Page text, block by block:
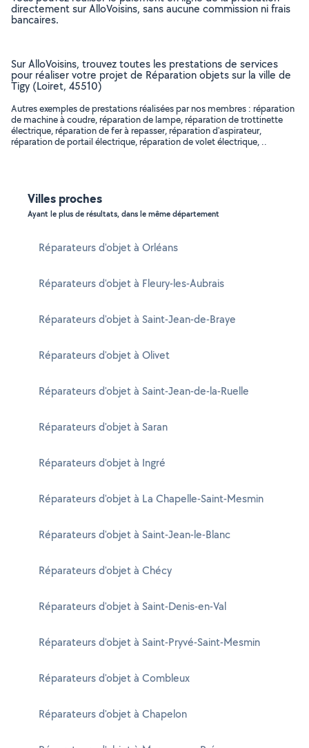
directement sur AlloVoisins, sans aucune commission ni frais
bancaires.
Sur AlloVoisins, trouvez toutes les prestations de services
pour réaliser votre projet de Réparation objets sur la ville de
Tigy (Loiret, 45510)
Autres exemples de prestations réalisées par nos membres : réparation
de machine à coudre, réparation de lampe, réparation de trottinette
électrique, réparation de fer à repasser, réparation d'aspirateur,
réparation de portail électrique, réparation de volet électrique, ..
Villes proches
Ayant le plus de résultats, dans le même département
Réparateurs d'objet à Orléans
Réparateurs d'objet à Fleury-les-Aubrais
Réparateurs d'objet à Saint-Jean-de-Braye
Réparateurs d'objet à Olivet
Réparateurs d'objet à Saint-Jean-de-la-Ruelle
Réparateurs d'objet à Saran
Réparateurs d'objet à Ingré
Réparateurs d'objet à La Chapelle-Saint-Mesmin
Réparateurs d'objet à Saint-Jean-le-Blanc
Réparateurs d'objet à Chécy
Réparateurs d'objet à Saint-Denis-en-Val
Réparateurs d'objet à Saint-Pryvé-Saint-Mesmin
Réparateurs d'objet à Combleux
Réparateurs d'objet à Chapelon